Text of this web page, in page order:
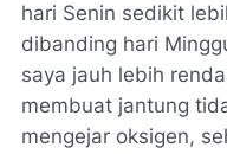
hari Senin sedikit
dibanding hari
saya jauh lebih
membuat jantung
mengejar oksigen,